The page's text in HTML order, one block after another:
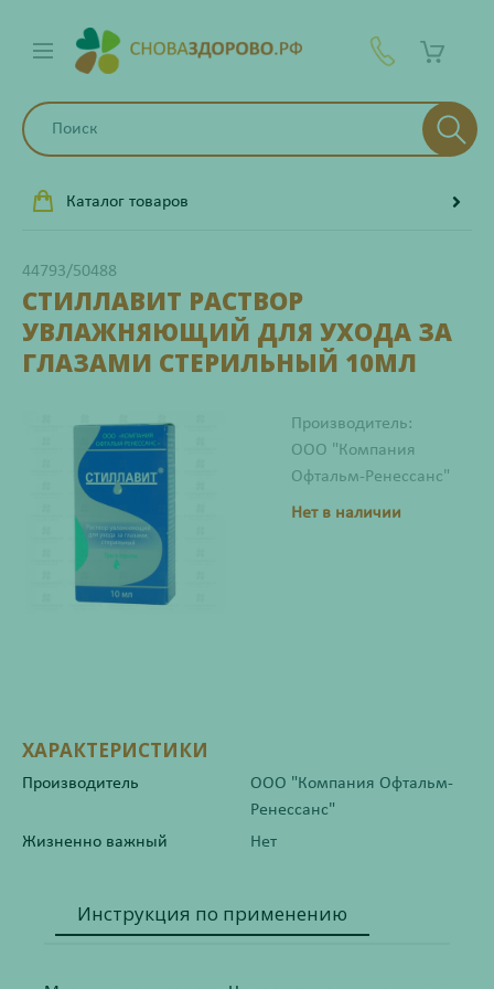
Каталог товаров
44793/50488
СТИЛЛАВИТ РАСТВОР
УВЛАЖНЯЮЩИЙ ДЛЯ УХОДА ЗА
ГЛАЗАМИ СТЕРИЛЬНЫЙ 10МЛ
Производитель:
ООО "Компания
Офтальм-Ренессанс"
Нет в наличии
ХАРАКТЕРИСТИКИ
Производитель
ООО "Компания Офтальм-
Ренессанс"
Жизненно важный
Нет
Инструкция по применению